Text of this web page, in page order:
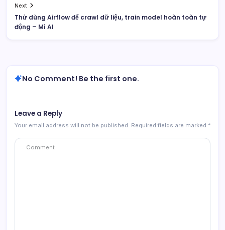
Next
Thử dùng Airflow để crawl dữ liệu, train model hoàn toàn tự
động – Mì AI
No Comment! Be the first one.
Leave a Reply
Your email address will not be published. Required fields are marked *